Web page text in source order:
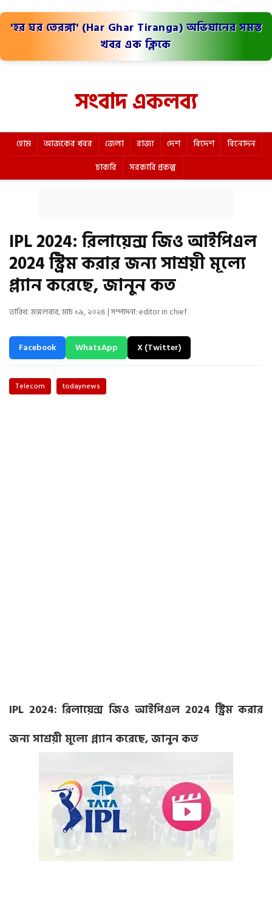
'হর ঘর তেরঙ্গা' (Har Ghar Tiranga) অভিযানের সমস্ত
খবর এক ক্লিকে
সংবাদ একলব্য
হোম আজকের খবর জেলা রাজ্য দেশ বিদেশ
বিনোদন
চাকরি
সরকারি প্রকল্প
IPL 2024: রিলায়েন্স জিও আইপিএল
2024 স্ট্রিম করার জন্য সাশ্রয়ী মূল্যে
প্ল্যান করেছে, জানুন কত
তারিখ: মঙ্গলবার, মার্চ ১৯, ২০২৪ | সম্পাদনা: editor in chief
Facebook WhatsApp X (Twitter)
Telecom todaynews
IPL 2024: রিলায়েন্স জিও আইপিএল 2024 স্ট্রিম করার
জন্য সাশ্রয়ী মূল্যে প্ল্যান করেছে, জানুন কত